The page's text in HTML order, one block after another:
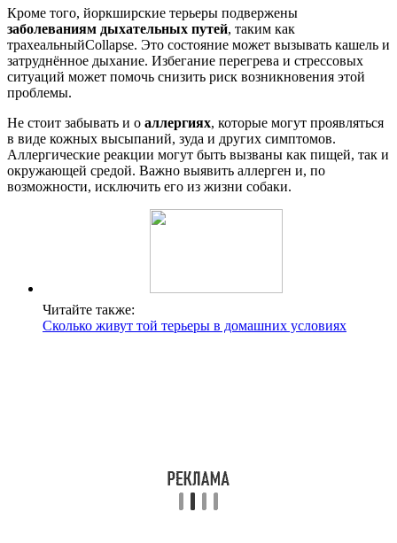
Кроме того, йоркширские терьеры подвержены
заболеваниям дыхательных путей, таким как
трахеальныйCollapse. Это состояние может вызывать кашель и
затруднённое дыхание. Избегание перегрева и стрессовых
ситуаций может помочь снизить риск возникновения этой
проблемы.
Не стоит забывать и о аллергиях, которые могут проявляться
в виде кожных высыпаний, зуда и других симптомов.
Аллергические реакции могут быть вызваны как пищей, так и
окружающей средой. Важно выявить аллерген и, по
возможности, исключить его из жизни собаки.
Читайте также:
Сколько живут той терьеры в домашних условиях